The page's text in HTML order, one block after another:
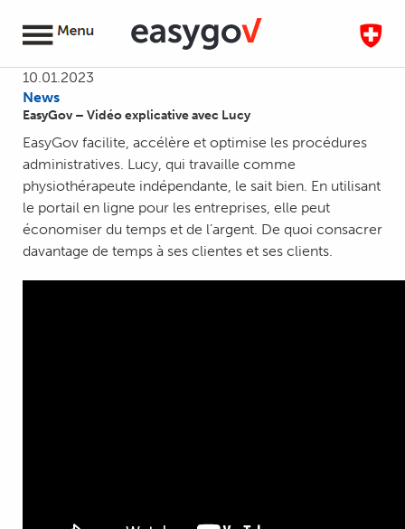
10.01.2023
News
EasyGov – Vidéo explicative avec Lucy
EasyGov facilite, accélère et optimise les procédures
administratives. Lucy, qui travaille comme
physiothérapeute indépendante, le sait bien. En utilisant
le portail en ligne pour les entreprises, elle peut
économiser du temps et de l’argent. De quoi consacrer
davantage de temps à ses clientes et ses clients.